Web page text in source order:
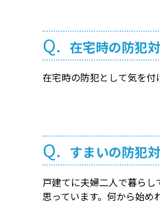
Q. 在宅時の防犯
在宅時の防犯として気を付
Q. すまいの防犯
戸建てに夫婦二人で暮ら
思っています。何から始め